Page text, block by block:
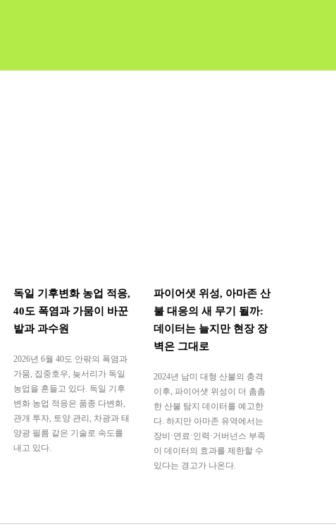
독일 기후변화 농업 적응,
40도 폭염과 가뭄이 바꾼
밭과 과수원
2026년 6월 40도 안팎의 폭염과
가뭄, 집중호우, 늦서리가 독일
농업을 흔들고 있다. 독일 기후
변화 농업 적응은 품종 다변화,
관개 투자, 토양 관리, 차광과 태
양광 필름 같은 기술로 속도를
내고 있다.
파이어샛 위성, 아마존 산
불 대응의 새 무기 될까:
데이터는 늘지만 현장 장
벽은 그대로
2024년 남미 대형 산불의 충격
이후, 파이어샛 위성이 더 촘촘
한 산불 탐지 데이터를 예고한
다. 하지만 아마존 유역에서는
장비·연료·인력·거버넌스 부족
이 데이터의 효과를 제한할 수
있다는 경고가 나온다.